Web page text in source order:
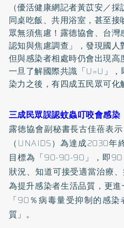
（優活健康網記者黃苡安／
同桌吃飯、共用浴室，甚至
眾無須焦慮！露德協會、台
認知與焦慮調查」，發現國人
但與感染者相處時仍會出現高
一旦了解國際共識「U=U」
染力之後，有四成五民眾可化
三成民眾誤認蚊蟲叮咬會感染
露徳協會副秘書長古佳蓓表
（UNAIDS）為達成2030
目標為「90-90-90」，即90
狀況、知道可接受適當治療
為提升感染者生活品質，更
「90％病毒量受抑制的感
質」。